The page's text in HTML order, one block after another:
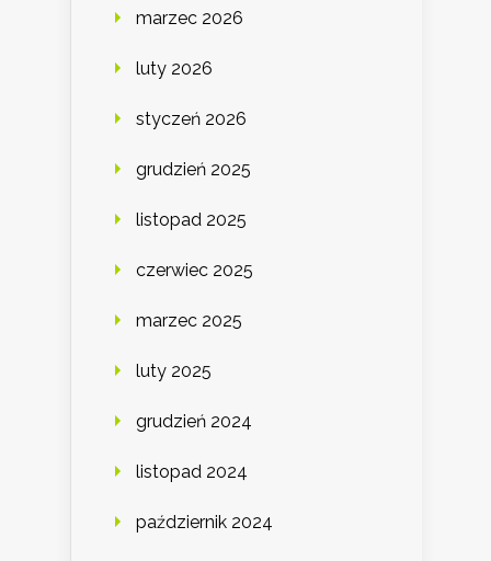
marzec 2026
luty 2026
styczeń 2026
grudzień 2025
listopad 2025
czerwiec 2025
marzec 2025
luty 2025
grudzień 2024
listopad 2024
październik 2024